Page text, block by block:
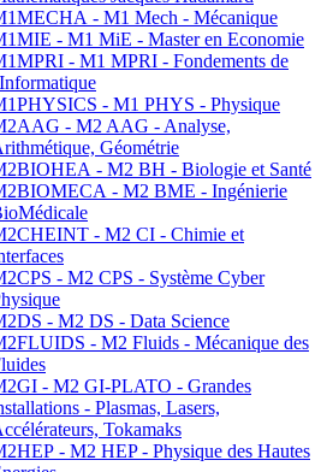
- M1 Mech - Mécanique
- M1 MiE - Master en Economie
- M1 MPRI - Fondements de
- M1 PHYS - Physique
- M2 AAG - Analyse,
Géométrie
- M2 BH - Biologie et Santé
- M2 BME - Ingénierie
- M2 CI - Chimie et
- M2 CPS - Système Cyber
- M2 DS - Data Science
- M2 Fluids - Mécanique des
- M2 GI-PLATO - Grandes
- Plasmas, Lasers,
Tokamaks
- M2 HEP - Physique des Hautes